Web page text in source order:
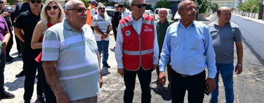
Resmi Reklamlar